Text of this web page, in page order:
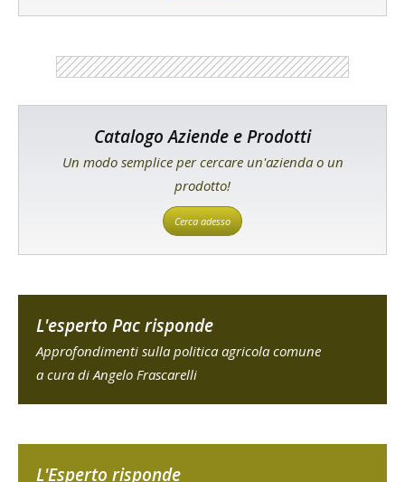
Catalogo Aziende e Prodotti
Un modo semplice per cercare un'azienda o un
prodotto!
Cerca adesso
L'esperto Pac risponde
Approfondimenti sulla politica agricola comune
a cura di Angelo Frascarelli
L'Esperto risponde